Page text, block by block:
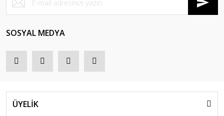
SOSYAL MEDYA
ÜYELİK